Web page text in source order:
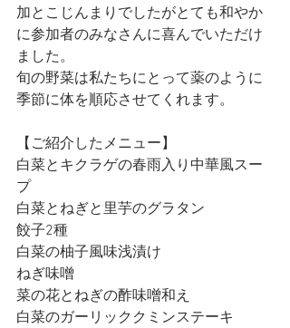
加とこじんまりでしたがとても和やか
に参加者のみなさんに喜んでいただけ
ました。
旬の野菜は私たちにとって薬のように
季節に体を順応させてくれます。
【ご紹介したメニュー】
白菜とキクラゲの春雨入り中華風スー
プ
白菜とねぎと里芋のグラタン
餃子2種
白菜の柚子風味浅漬け
ねぎ味噌
菜の花とねぎの酢味噌和え
白菜のガーリッククミンステーキ